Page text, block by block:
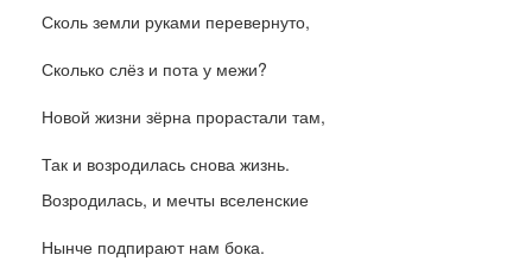
Сколь земли руками перевернуто,
Сколько слёз и пота у межи?
Новой жизни зёрна прорастали там,
Так и возродилась снова жизнь.
Возродилась, и мечты вселенские
Нынче подпирают нам бока.